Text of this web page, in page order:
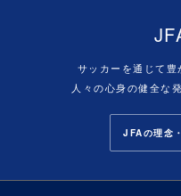
サッカーを通じて豊
人々の心身の健全な
JFAの理念